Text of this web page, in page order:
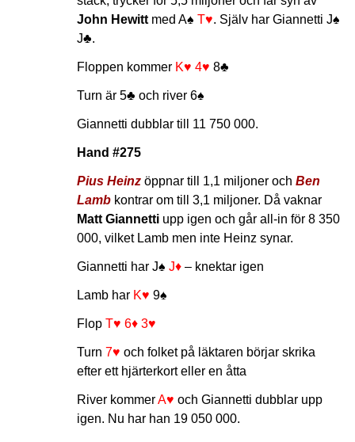
John Hewittmed A♠ T♥. Själv har Giannetti J♠
J♣.
Floppen kommer K♥ 4♥ 8♣
Turn är 5♣ och river 6♠
Giannetti dubblar till 11 750 000.
Hand #275
Pius Heinz öppnar till 1,1 miljoner och Ben
Lambkontrar om till 3,1 miljoner. Då vaknar
Matt Giannettiupp igen och går all-in för 8 350
000, vilket Lamb men inte Heinz synar.
Giannetti har J♠ J♦– knektar igen
Lamb har K♥ 9♠
Flop T♥ 6♦ 3♥
Turn 7♥ och folket på läktaren börjar skrika
efter ett hjärterkort eller en åtta
River kommerA♥ och Giannetti dubblar upp
igen. Nu har han 19 050 000.